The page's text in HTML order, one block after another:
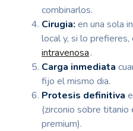
combinarlos.
Cirugia: en una sola
local y, si lo prefieres,
intravenosa.
Carga inmediata
fijo el mismo dia.
Protesis definitiva
(zirconio sobre titanio
premium).